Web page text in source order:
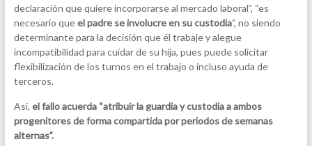
declaración que quiere incorporarse al mercado laboral”, “es
necesario queel padre se involucre en su custodia”, no siendo
determinante para la decisión que él trabaje y alegue
incompatibilidad para cuidar de su hija, pues puede solicitar
flexibilización de los turnos en el trabajo o incluso ayuda de
terceros.
Así, el fallo acuerda “atribuir la guardia y custodia a ambos
progenitores de forma compartida por periodos de semanas
alternas”.